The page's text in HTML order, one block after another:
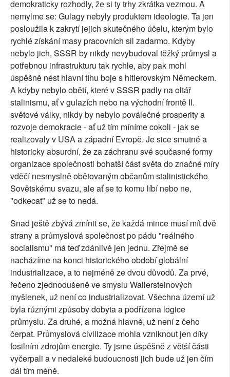
demokraticky rozhodly, že si ty trhy zkrátka vezmou. A
nemylme se: Gulagy nebyly produktem ideologie. Ta jen
posloužila k zakrytí jejich skutečného účelu, kterým bylo
rychlé získání masy pracovních sil zadarmo. Kdyby
nebylo jich, SSSR by nikdy nevybudoval těžký průmysl a
potřebnou infrastrukturu tak rychle, aby pak mohl
úspěšně nést hlavní tíhu boje s hitlerovským Německem.
A kdyby nebylo obětí, které v SSSR padly na oltář
stalinismu, ať v gulazích nebo na východní frontě II.
světové války, nikdy by nebylo poválečné prosperity a
rozvoje demokracie - ať už tím míníme cokoli - jak se
realizovaly v USA a západní Evropě. Je sice smutné a
historicky absurdní, že za záchranu své současné formy
organizace společnosti bohatší část světa do značné míry
vděčí nesmyslně obětovaným občanům stalinistického
Sovětskému svazu, ale ať se to komu líbí nebo ne,
"odkecat" už se to nedá.
Snad ještě zbývá zmínit se, že každá mince musí mít dvě
strany a průmyslová společnost po pádu "reálného
socialismu" má teď zdánlivě jen jednu. Zřejmě se
nacházíme na konci historického období globální
industrializace, a to nejméně ze dvou důvodů. Za prvé,
řečeno zjednodušeně ve smyslu Wallersteinových
myšlenek, už není co industrializovat. Všechna území už
byla různými způsoby dobyta a podřízena logice
průmyslu. Za druhé, a možná hlavně, už není z čeho
čerpat. Průmyslová civilizace mohla vzniknout jen díky
fosilním zdrojům energie. Ty jsme úspěšně z větší části
vyčerpali a v nedaleké budoucnosti jich bude už jen čím
dál tím méně.